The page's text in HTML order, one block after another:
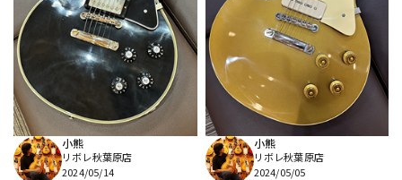
小熊
リボレ秋葉原店
2024/05/14
小熊
リボレ秋葉原店
2024/05/05